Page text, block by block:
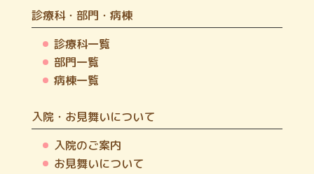
診療科・部門・病棟
診療科一覧
部門一覧
病棟一覧
入院・お見舞いについて
入院のご案内
お見舞いについて